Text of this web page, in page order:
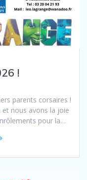
!
parents corsaires !
et nous avons la joie
pour la…